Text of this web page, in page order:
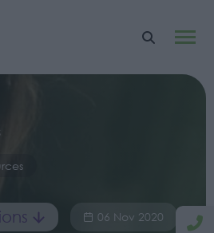
06 Nov 2020